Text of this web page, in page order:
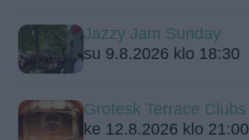
Jazzy Jam Sunday
su 9.8.2026 klo 18:30
Grotesk Terrace Clubs
ke 12.8.2026 klo 21:00